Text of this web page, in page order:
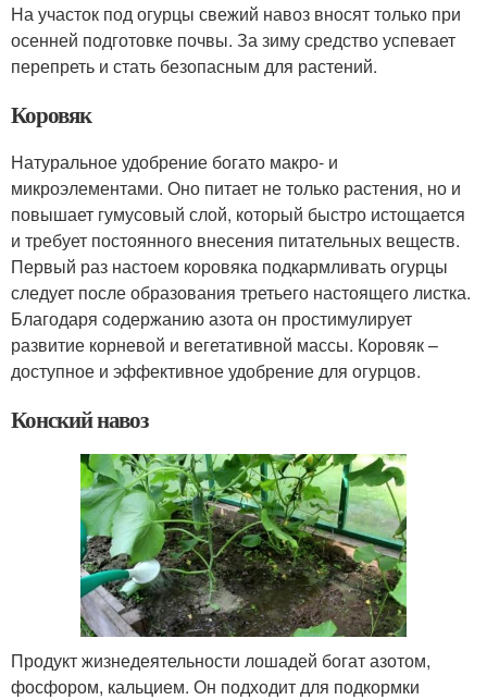
На участок под огурцы свежий навоз вносят только при
осенней подготовке почвы. За зиму средство успевает
перепреть и стать безопасным для растений.
Коровяк
Натуральное удобрение богато макро- и
микроэлементами. Оно питает не только растения, но и
повышает гумусовый слой, который быстро истощается
и требует постоянного внесения питательных веществ.
Первый раз настоем коровяка подкармливать огурцы
следует после образования третьего настоящего листка.
Благодаря содержанию азота он простимулирует
развитие корневой и вегетативной массы. Коровяк –
доступное и эффективное удобрение для огурцов.
Конский навоз
Продукт жизнедеятельности лошадей богат азотом,
фосфором, кальцием. Он подходит для подкормки